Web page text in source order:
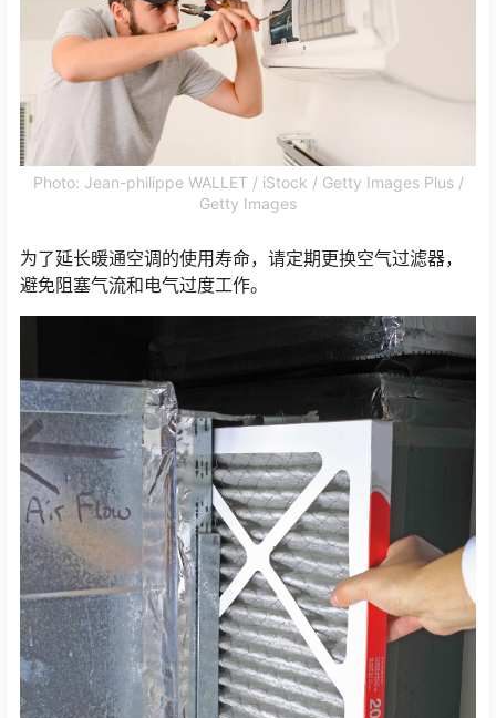
Photo: Jean-philippe WALLET / iStock / Getty Images Plus /
Getty Images
为了延长暖通空调的使用寿命，请定期更换空气过滤器，
避免阻塞气流和电气过度工作。